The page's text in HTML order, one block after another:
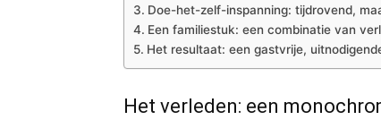
Doe-het-zelf-inspanning: tijdrovend,
Een familiestuk: een combinatie van
Het resultaat: een gastvrije,
Het verleden: een